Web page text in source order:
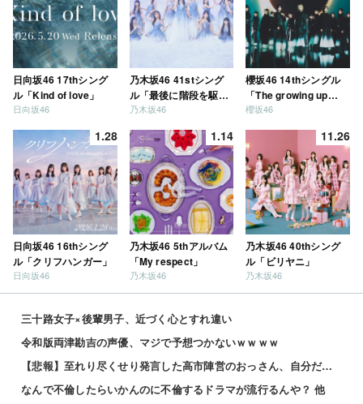
日向坂46 17thシング
ル「Kind of love」
日向坂46
乃木坂46 41stシング
ル「最後に階段を駆け
上がったのはいつ
乃木坂46
櫻坂46 14thシングル
「The growing up
train」
櫻坂46
1.28
日向坂46 16thシング
ル「クリフハンガー」
日向坂46
1.14
乃木坂46 5thアルバム
「My respect」
乃木坂46
11.26
乃木坂46 40thシング
ル「ビリヤニ」
乃木坂46
三十路女子×後輩男子、近づく心とすれ違い
令和版両津勘吉の声優、マジで予想つかないｗｗｗｗ
【悲報】至れり尽くせり発言した高市陣営のおっさん、自分だけクーラーの効いた避難所だったwwwwwww...
なんで不倫したらいかんのに不倫するドラマが流行るんや？ 他